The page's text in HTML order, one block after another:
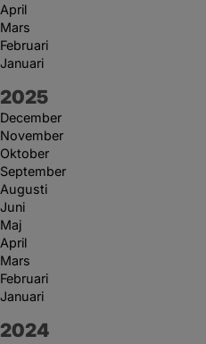
April
Mars
Februari
Januari
År:
2025
December
November
Oktober
September
Augusti
Juni
Maj
April
Mars
Februari
Januari
År:
2024